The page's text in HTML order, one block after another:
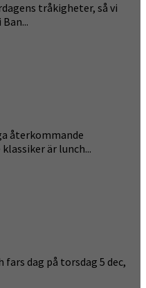
tråkigheter, så vi
återkommande
är lunch...
fars dag på torsdag 5 dec,